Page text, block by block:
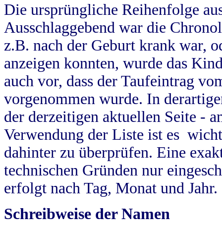
Die ursprüngliche Reihenfolge
Ausschlaggebend war die
z.B. nach der Geburt krank war,
anzeigen konnten, wurde das
auch vor, dass der Taufeintrag
vorgenommen wurde. In
der derzeitigen aktuellen Seite -
Verwendung der Liste ist es
dahinter zu überprüfen. Eine
technischen Gründen nur
erfolgt nach Tag, Monat und Jahr.
Schreibweise der Namen